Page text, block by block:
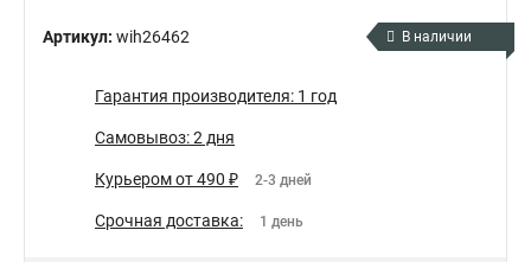
Артикул: wih26462 В наличии
Гарантия производителя: 1 год
Самовывоз: 2 дня
Курьером от 490 ₽ 2-3 дней
Срочная доставка: 1 день